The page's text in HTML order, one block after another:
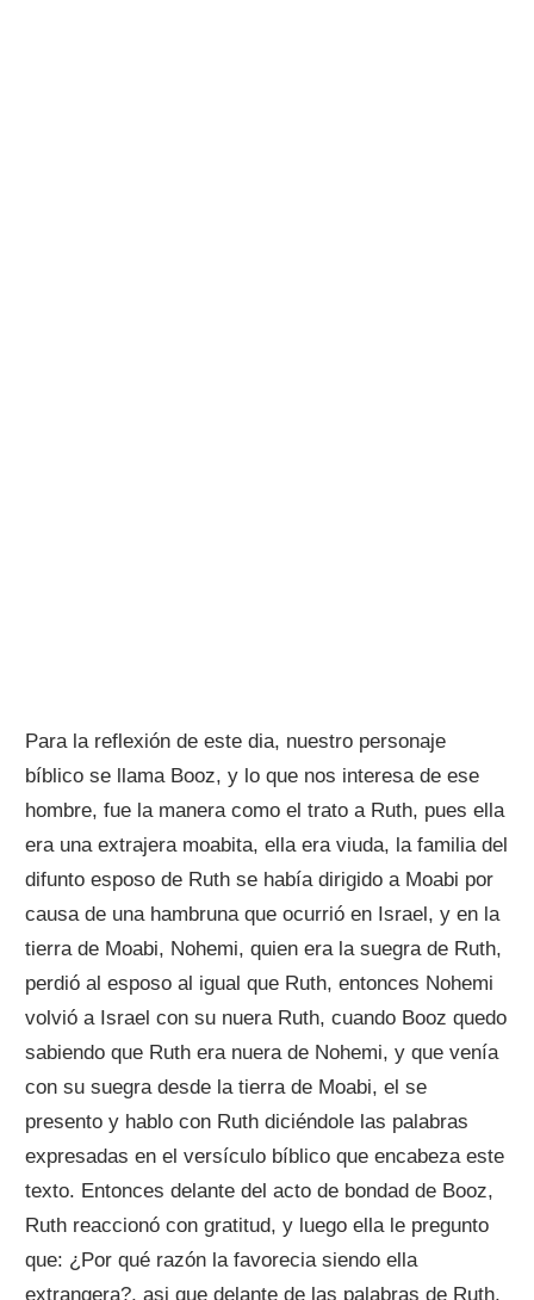
Para la reflexión de este dia, nuestro personaje
bíblico se llama Booz, y lo que nos interesa de ese
hombre, fue la manera como el trato a Ruth, pues ella
era una extrajera moabita, ella era viuda, la familia del
difunto esposo de Ruth se había dirigido a Moabi por
causa de una hambruna que ocurrió en Israel, y en la
tierra de Moabi, Nohemi, quien era la suegra de Ruth,
perdió al esposo al igual que Ruth, entonces Nohemi
volvió a Israel con su nuera Ruth, cuando Booz quedo
sabiendo que Ruth era nuera de Nohemi, y que venía
con su suegra desde la tierra de Moabi, el se
presento y hablo con Ruth diciéndole las palabras
expresadas en el versículo bíblico que encabeza este
texto. Entonces delante del acto de bondad de Booz,
Ruth reaccionó con gratitud, y luego ella le pregunto
que: ¿Por qué razón la favorecia siendo ella
extrangera?, asi que delante de las palabras de Ruth,